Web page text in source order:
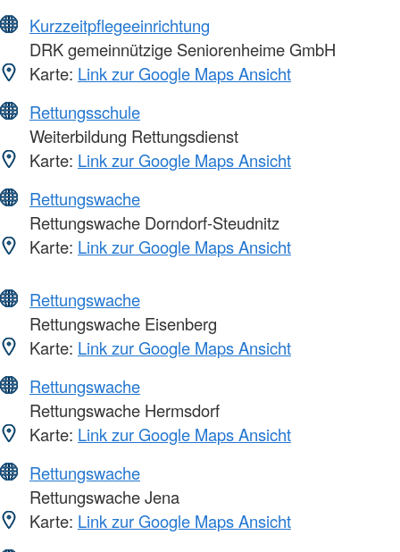
Kurzzeitpflegeeinrichtung
DRK gemeinnützige Seniorenheime GmbH
Karte: Link zur Google Maps Ansicht
Rettungsschule
Weiterbildung Rettungsdienst
Karte: Link zur Google Maps Ansicht
Rettungswache
Rettungswache Dorndorf-Steudnitz
Karte: Link zur Google Maps Ansicht
Rettungswache
Rettungswache Eisenberg
Karte: Link zur Google Maps Ansicht
Rettungswache
Rettungswache Hermsdorf
Karte: Link zur Google Maps Ansicht
Rettungswache
Rettungswache Jena
Karte: Link zur Google Maps Ansicht